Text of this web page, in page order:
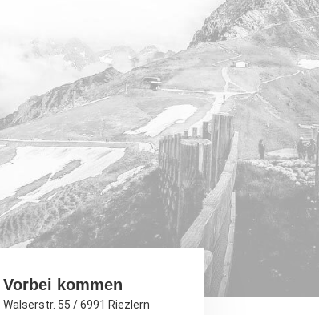
Vorbei kommen
Walserstr. 55 / 6991 Riezlern